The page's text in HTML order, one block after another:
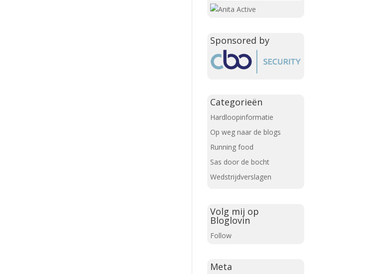
Sponsored by
Categorieën
Hardloopinformatie
Op weg naar de blogs
Running food
Sas door de bocht
Wedstrijdverslagen
Volg mij op
Bloglovin
Follow
Meta